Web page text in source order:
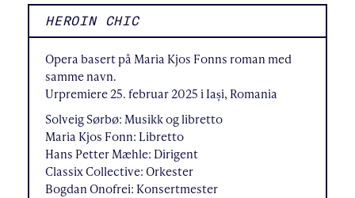
HEROIN CHIC
Opera basert på Maria Kjos Fonns roman med
samme navn.
Urpremiere 25. februar 2025 i Iași, Romania
Solveig Sørbø: Musikk og libretto
Maria Kjos Fonn: Libretto
Hans Petter Mæhle: Dirigent
Classix Collective: Orkester
Bogdan Onofrei: Konsertmester